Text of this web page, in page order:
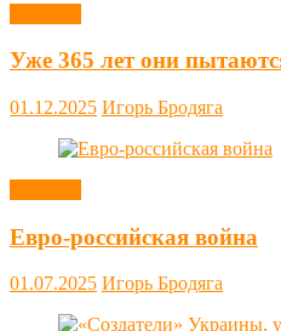
Уже 365 лет они
01.12.2025 Игорь Бродяга
Евро-российская война
01.07.2025 Игорь Бродяга